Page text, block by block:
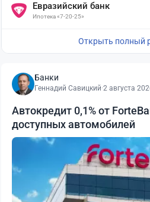
Евразийский банк
Ипотека «7-20-25»
Открыть полный
Банки
Геннадий Савицкий·2 августа
Автокредит 0,1% от
доступных автомобилей